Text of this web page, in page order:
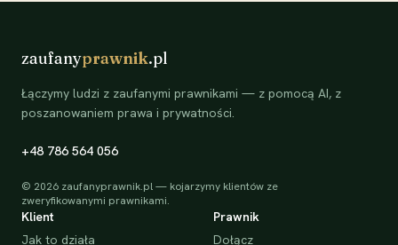
zaufanyprawnik.pl
Łączymy ludzi z zaufanymi prawnikami — z pomocą AI, z
poszanowaniem prawa i prywatności.
+48 786 564 056
© 2026 zaufanyprawnik.pl — kojarzymy klientów ze
zweryfikowanymi prawnikami.
Klient
Jak to działa
Prawnik
Dołącz